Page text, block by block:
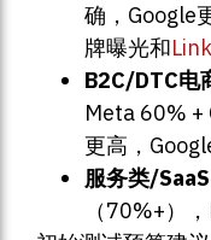
确，Google
牌曝光和
B2C/DTC电
Meta 60%
更高，
服务类/SaaS
（70%+）